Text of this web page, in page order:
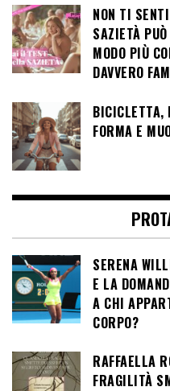
NON TI
SAZIETÀ
MODO PIÙ
DAVVERO
BICICLETTA,
FORMA E
SERENA
E LA
A CHI
CORPO?
RAFFAELLA
FRAGILITÀ